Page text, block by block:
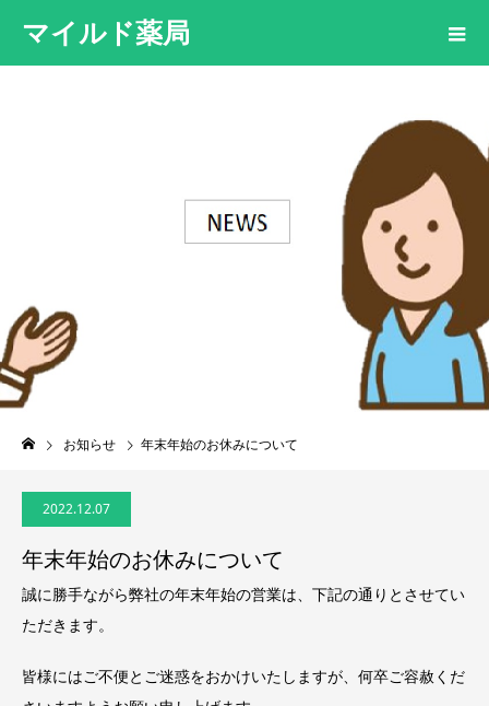
マイルド薬局
お知らせ 年末年始のお休みについて
2022.12.07
年末年始のお休みについて
誠に勝手ながら弊社の年末年始の営業は、下記の通りとさせてい
ただきます。
皆様にはご不便とご迷惑をおかけいたしますが、何卒ご容赦くだ